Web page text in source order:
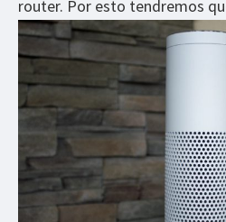
router. Por esto tendremos